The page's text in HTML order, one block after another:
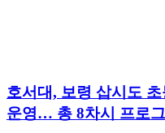
호서대, 보령 삽시도
운영… 총 8차시 프로